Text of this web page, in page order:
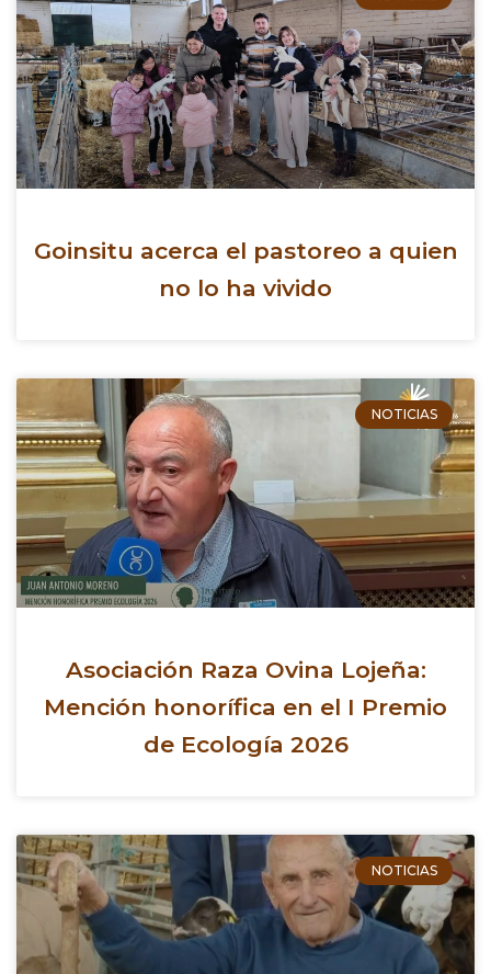
Goinsitu acerca el pastoreo a quien
no lo ha vivido
NOTICIAS
Asociación Raza Ovina Lojeña:
Mención honorífica en el I Premio
de Ecología 2026
NOTICIAS